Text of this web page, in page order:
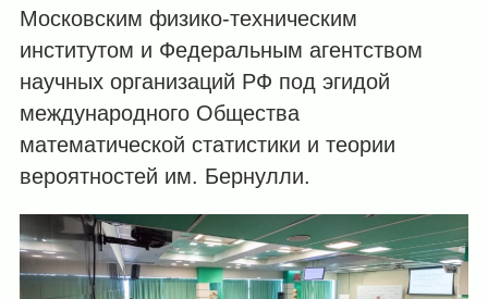
Московским физико-техническим
институтом и Федеральным агентством
научных организаций РФ под эгидой
международного Общества
математической статистики и теории
вероятностей им. Бернулли.